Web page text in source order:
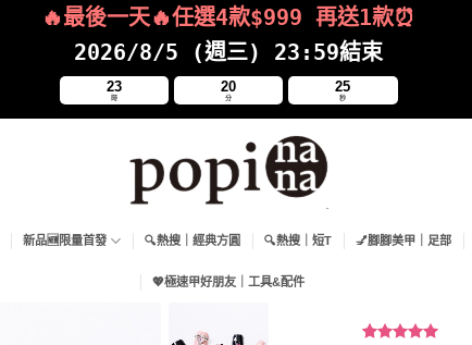
🔥最後一天🔥任選4款$999 再送1款⏰
2026/8/5 (週三) 23:59結束
23
時
20
分
24
秒
新品🆕限量首發 🔍熱搜｜經典方圓 🔍熱搜｜短T 💅腳腳美甲｜足部
💖極速甲好朋友｜工具&配件